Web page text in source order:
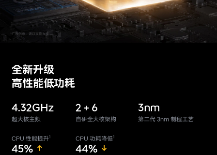
全新升级
高性能低功耗
4.32GHz
超大核主频
2 + 6
自研全大核架构
3nm
第二代 3nm 制程工艺
CPU 性能提升1
45%
CPU 功耗降低1
44%